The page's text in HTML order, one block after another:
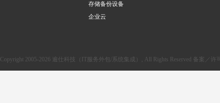
存储备份设备
企业云
Copyright 2005-2026 逾仕科技（IT服务外包/系统集成）, All Rights Reserved 备案／